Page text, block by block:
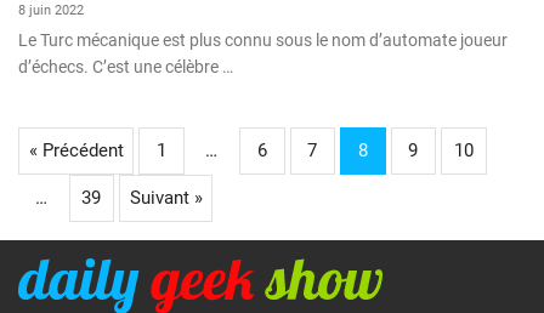
8 juin 2022
Le Turc mécanique est plus connu sous le nom d’automate joueur
d’échecs. C’est une célèbre …
« Précédent 1 … 6 7 8 9 10
… 39 Suivant »